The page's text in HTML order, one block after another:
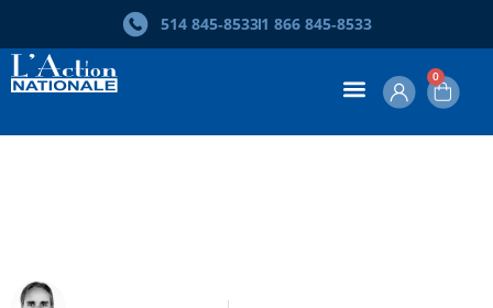
514 845‑85331 866 845‑8533
0